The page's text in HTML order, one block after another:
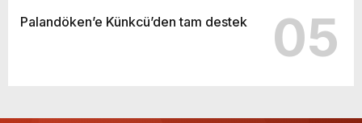
Palandöken’e Künkcü’den tam destek 05